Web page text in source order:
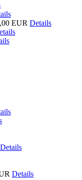
EUR Details
Details
Details